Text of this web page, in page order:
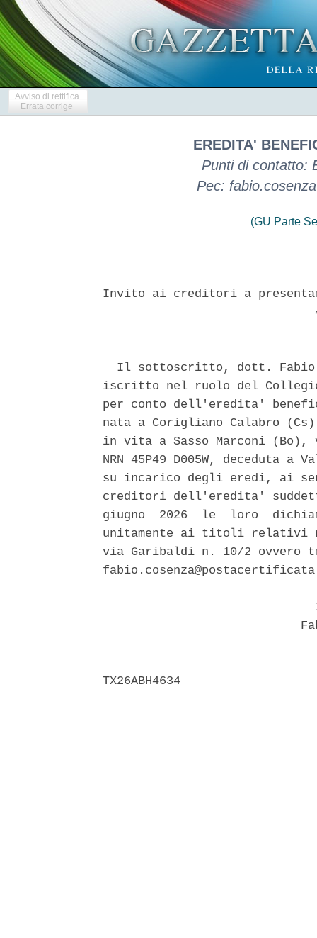
Avviso di rettifica
Errata corrige
EREDITA'
Punti di contatto:
Pec:
(GU Parte
Invito ai creditori a
Il sottoscritto, dott.
iscritto nel ruolo del
per conto dell'eredita'
nata a Corigliano Calabro
in vita a Sasso Marconi (Bo),
NRN 45P49 D005W, deceduta
su incarico degli eredi, ai
creditori dell'eredita'
giugno  2026  le  loro
unitamente ai titoli relativi
via Garibaldi n. 10/2 ovvero